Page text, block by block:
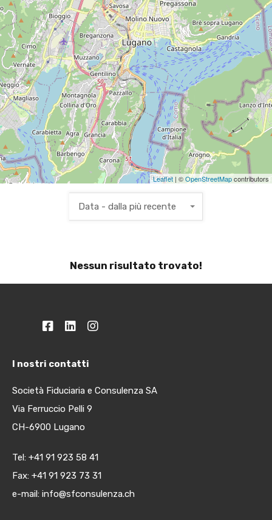
Leaflet | ©OpenStreetMapcontributors
Data - dalla più recente
Nessun risultato trovato!
I nostri contatti
Società Fiduciaria e Consulenza SA
Via Ferruccio Pelli 9
CH-6900 Lugano
Tel: +41 91 923 58 41
Fax: +41 91 923 73 31
e-mail: info@sfconsulenza.ch